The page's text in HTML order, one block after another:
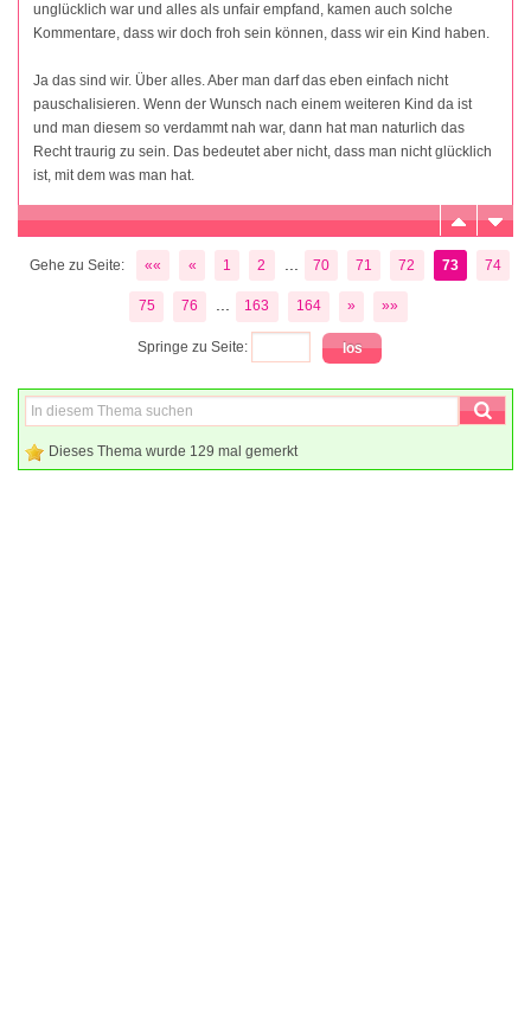
unglücklich war und alles als unfair empfand, kamen auch solche
Kommentare, dass wir doch froh sein können, dass wir ein Kind haben.
Ja das sind wir. Über alles. Aber man darf das eben einfach nicht
pauschalisieren. Wenn der Wunsch nach einem weiteren Kind da ist
und man diesem so verdammt nah war, dann hat man naturlich das
Recht traurig zu sein. Das bedeutet aber nicht, dass man nicht glücklich
ist, mit dem was man hat.
Gehe zu Seite: «« « 1 2 70 71 72 73 74
75 76 ... 163 164 » »»
Springe zu Seite:
Dieses Thema wurde 129 mal gemerkt